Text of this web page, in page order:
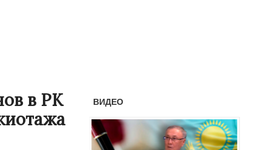
в РК
ВИДЕО